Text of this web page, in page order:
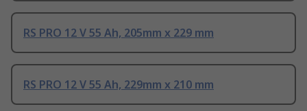
RS PRO 12 V 55 Ah, 205mm x 229 mm
RS PRO 12 V 55 Ah, 229mm x 210 mm